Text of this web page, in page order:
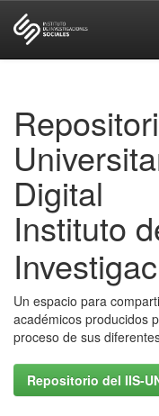
Digital
Instituto
Un espacio para
académicos producidos
proceso de sus
Repositorio del IIS-